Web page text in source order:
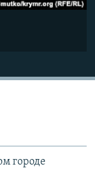
городе